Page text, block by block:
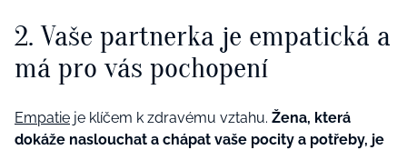
2. Vaše partnerka je empatická a
má pro vás pochopení
Empatie je klíčem k zdravému vztahu. Žena, která
dokáže naslouchat a chápat vaše pocity a potřeby, je